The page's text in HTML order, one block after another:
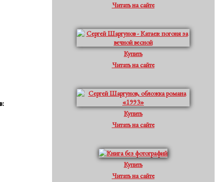
Читать на сайте
Купить
Читать на сайте
Купить
Читать на сайте
Купить
Читать на сайте